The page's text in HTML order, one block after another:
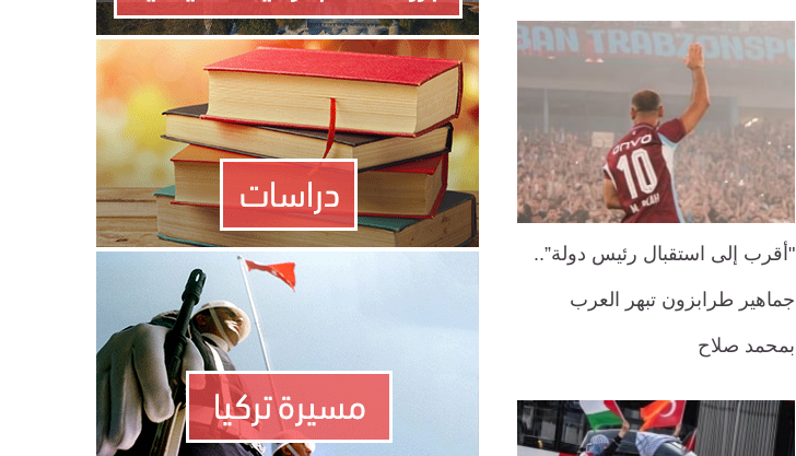
"أقرب إلى استقبال رئيس دولة”..
جماهير طرابزون تبهر العرب
بمحمد صلاح